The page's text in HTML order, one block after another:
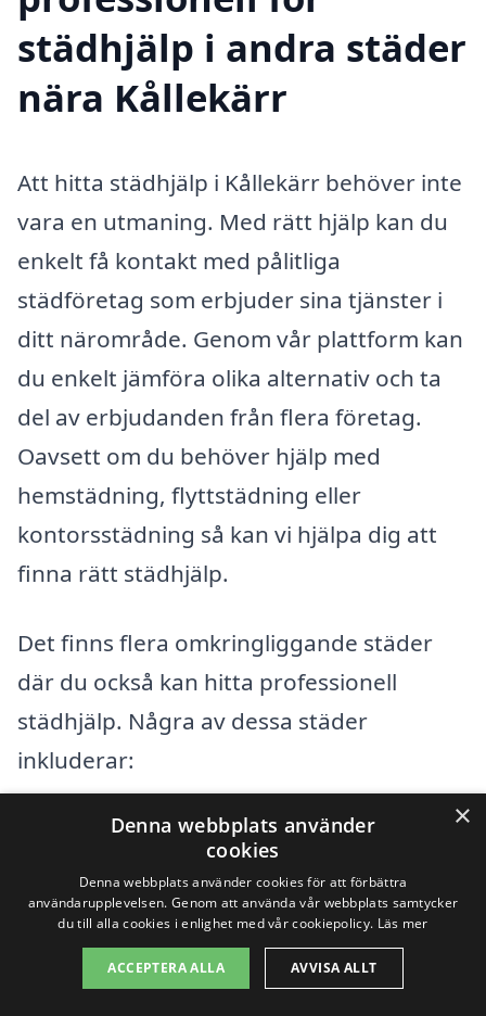
städhjälp i andra städer
nära Kållekärr
Att hitta städhjälp i Kållekärr behöver inte
vara en utmaning. Med rätt hjälp kan du
enkelt få kontakt med pålitliga
städföretag som erbjuder sina tjänster i
ditt närområde. Genom vår plattform kan
du enkelt jämföra olika alternativ och ta
del av erbjudanden från flera företag.
Oavsett om du behöver hjälp med
hemstädning, flyttstädning eller
kontorsstädning så kan vi hjälpa dig att
finna rätt städhjälp.
Det finns flera omkringliggande städer
där du också kan hitta professionell
städhjälp. Några av dessa städer
inkluderar:
Skärhamn
Tjörnbro
Kärna
Nösund
×
Denna webbplats använder
cookies
Denna webbplats använder cookies för att förbättra
användarupplevelsen. Genom att använda vår webbplats samtycker
du till alla cookies i enlighet med vår cookiepolicy. Läs mer
ACCEPTERA ALLA AVVISA ALLT